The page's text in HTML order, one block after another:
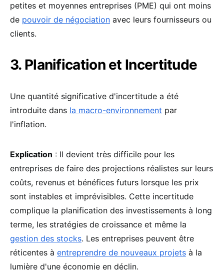
petites et moyennes entreprises (PME) qui ont moins
de pouvoir de négociation avec leurs fournisseurs ou
clients.
3. Planification et Incertitude
Une quantité significative d'incertitude a été
introduite dans la macro-environnement par
l'inflation.
Explication : Il devient très difficile pour les
entreprises de faire des projections réalistes sur leurs
coûts, revenus et bénéfices futurs lorsque les prix
sont instables et imprévisibles. Cette incertitude
complique la planification des investissements à long
terme, les stratégies de croissance et même la
gestion des stocks. Les entreprises peuvent être
réticentes à entreprendre de nouveaux projets à la
lumière d'une économie en déclin.